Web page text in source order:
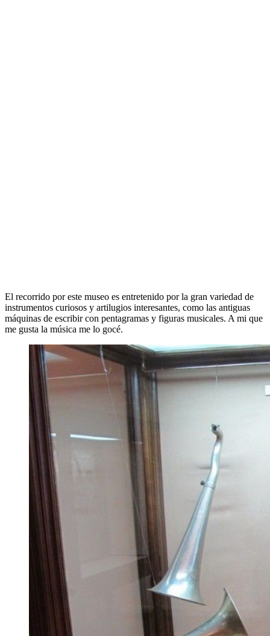
El recorrido por este museo es entretenido por la gran variedad de
instrumentos curiosos y artilugios interesantes, como las antiguas
máquinas de escribir con pentagramas y figuras musicales. A mi que
me gusta la música me lo gocé.